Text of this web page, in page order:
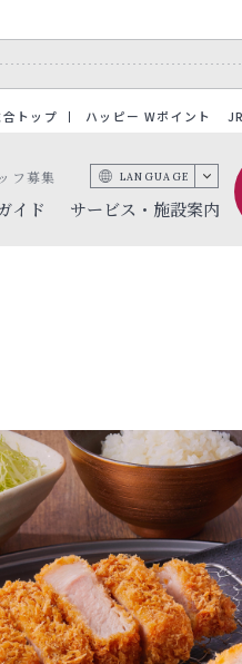
トップ ハッピー Wポイント
イド サービス・施設案内
フ募集 LANGUAGE